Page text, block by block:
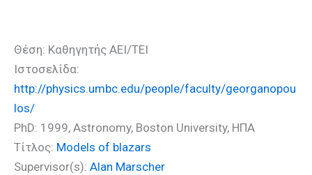
Θέση: Καθηγητής ΑΕΙ/ΤΕΙ
Ιστοσελίδα:
http://physics.umbc.edu/people/faculty/georganopou
los/
PhD: 1999, Astronomy, Boston University, ΗΠΑ
Τίτλος: Models of blazars
Supervisor(s): Alan Marscher